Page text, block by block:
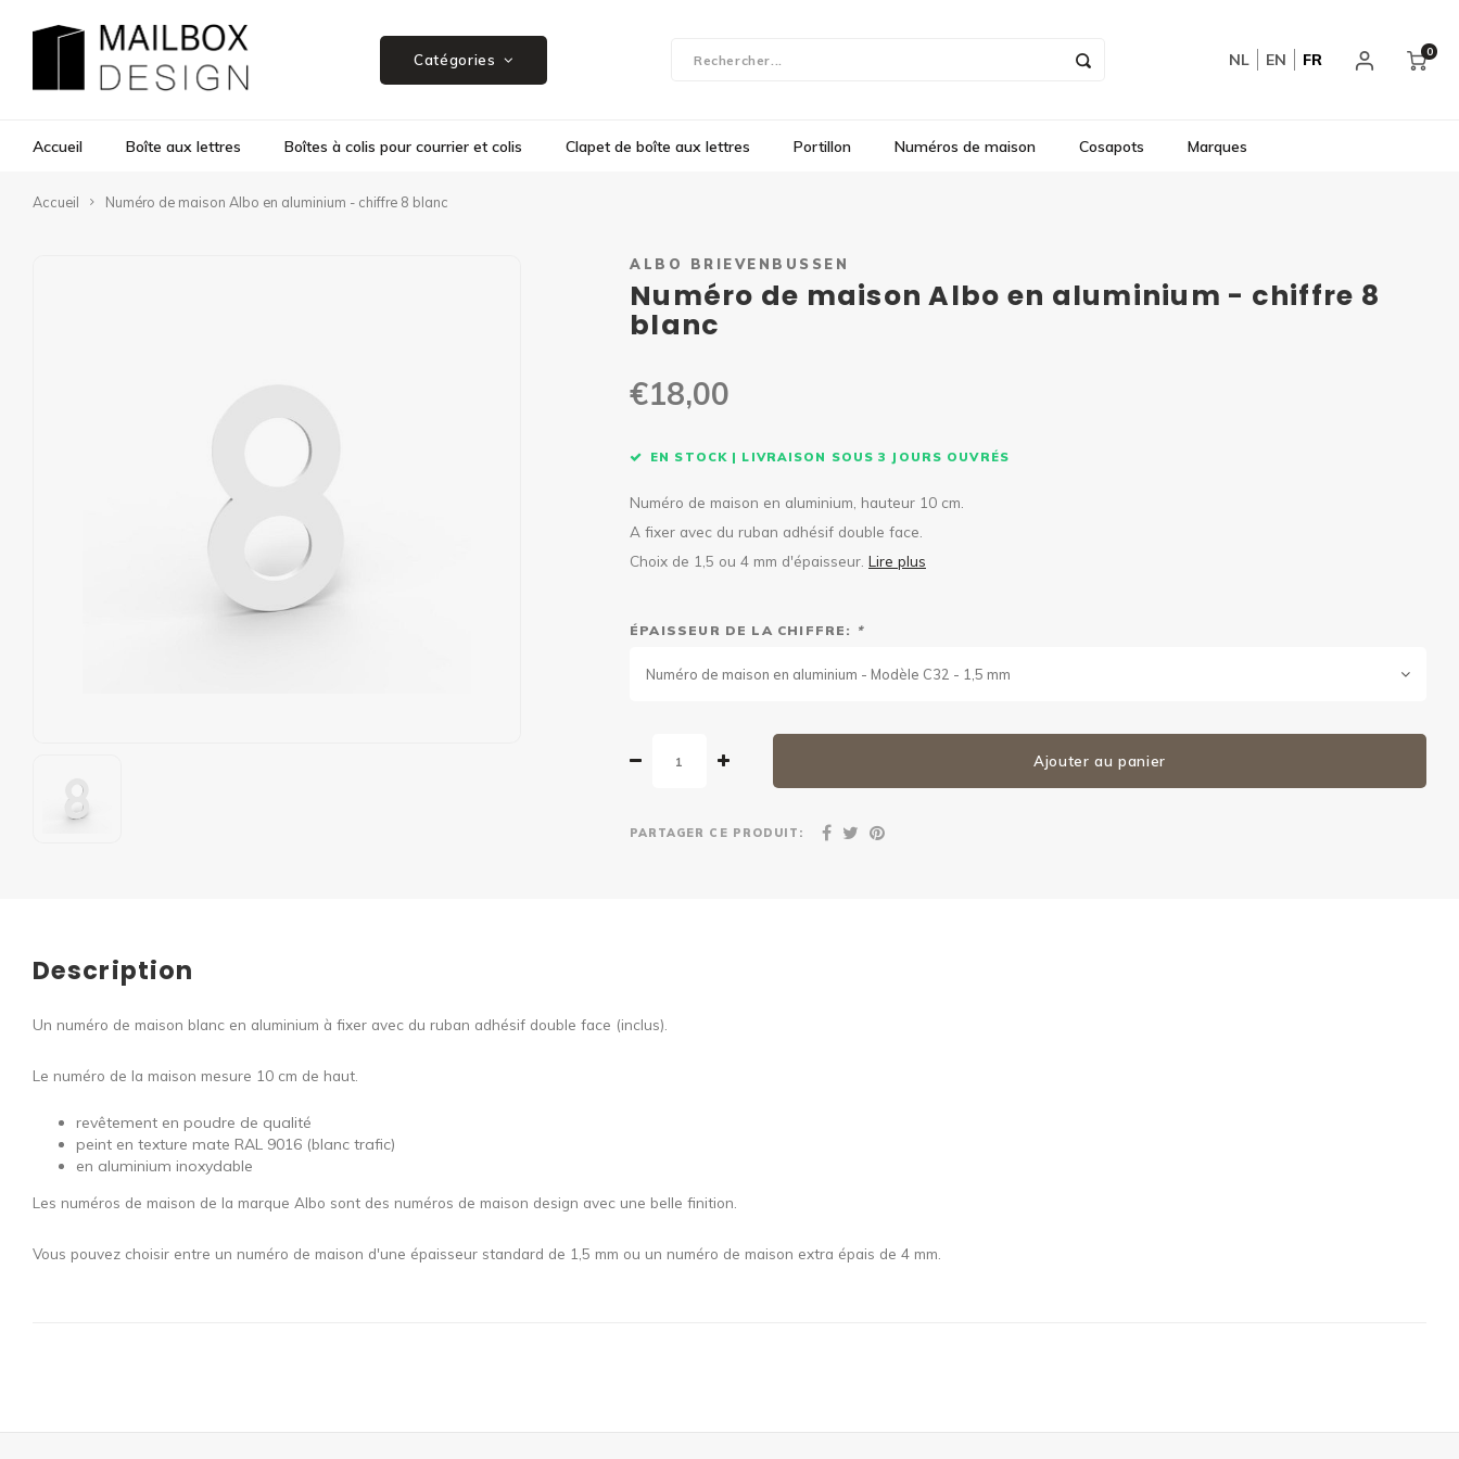
Catégories NL EN FR 0
Accueil Boîte aux lettres Boîtes à colis pour courrier et colis Clapet de boîte aux lettres Portillon Numéros de maison Cosapots Marques
Accueil Numéro de maison Albo en aluminium - chiffre 8 blanc
ALBO BRIEVENBUSSEN
Numéro de maison Albo en aluminium - chiffre 8
blanc
€18,00
EN STOCK | LIVRAISON SOUS 3 JOURS OUVRÉS
Numéro de maison en aluminium, hauteur 10 cm.
A fixer avec du ruban adhésif double face.
Choix de 1,5 ou 4 mm d'épaisseur. Lire plus
ÉPAISSEUR DE LA CHIFFRE: *
Numéro de maison en aluminium - Modèle C32 - 1,5 mm
Ajouter au panier
PARTAGER CE PRODUIT:
Description
Un numéro de maison blanc en aluminium à fixer avec du ruban adhésif double face (inclus).
Le numéro de la maison mesure 10 cm de haut.
revêtement en poudre de qualité
peint en texture mate RAL 9016 (blanc trafic)
en aluminium inoxydable
Les numéros de maison de la marque Albo sont des numéros de maison design avec une belle finition.
Vous pouvez choisir entre un numéro de maison d'une épaisseur standard de 1,5 mm ou un numéro de maison extra épais de 4 mm.